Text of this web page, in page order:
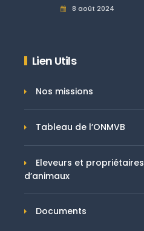
8 août 2024
Lien Utils
Nos missions
Tableau de l’ONMVB
Eleveurs et propriétaires
d’animaux
Documents